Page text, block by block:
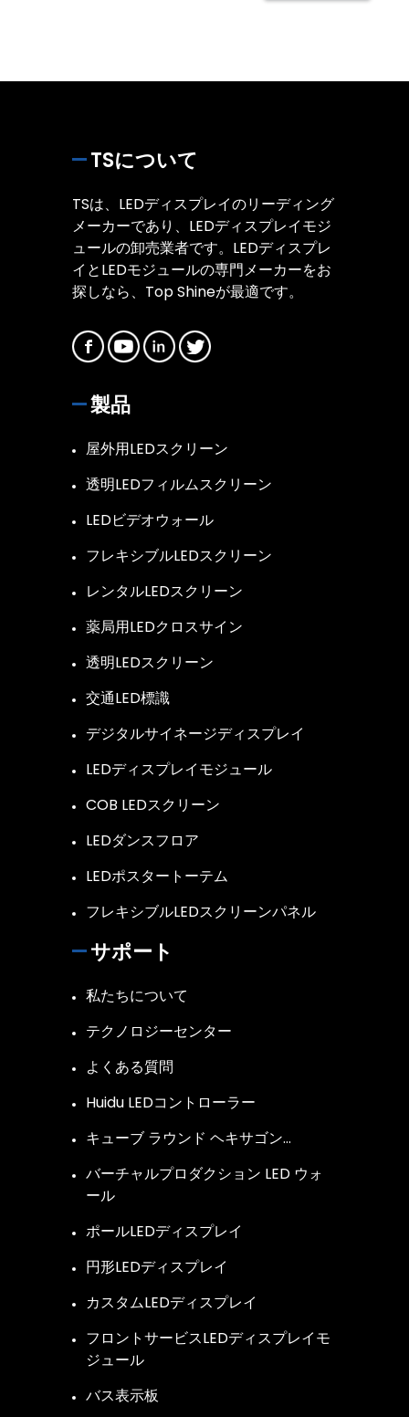
TSについて
TSは、LEDディスプレイのリーディング
メーカーであり、LEDディスプレイモジ
ュールの卸売業者です。LEDディスプレ
イとLEDモジュールの専門メーカーをお
探しなら、Top Shineが最適です。
製品
屋外用LEDスクリーン
透明LEDフィルムスクリーン
LEDビデオウォール
フレキシブルLEDスクリーン
レンタルLEDスクリーン
薬局用LEDクロスサイン
透明LEDスクリーン
交通LED標識
デジタルサイネージディスプレイ
LEDディスプレイモジュール
COB LEDスクリーン
LEDダンスフロア
LEDポスタートーテム
フレキシブルLEDスクリーンパネル
サポート
私たちについて
テクノロジーセンター
よくある質問
Huidu LEDコントローラー
キューブ ラウンド ヘキサゴン…
バーチャルプロダクション LED ウォ
ール
ポールLEDディスプレイ
円形LEDディスプレイ
カスタムLEDディスプレイ
フロントサービスLEDディスプレイモ
ジュール
バス表示板